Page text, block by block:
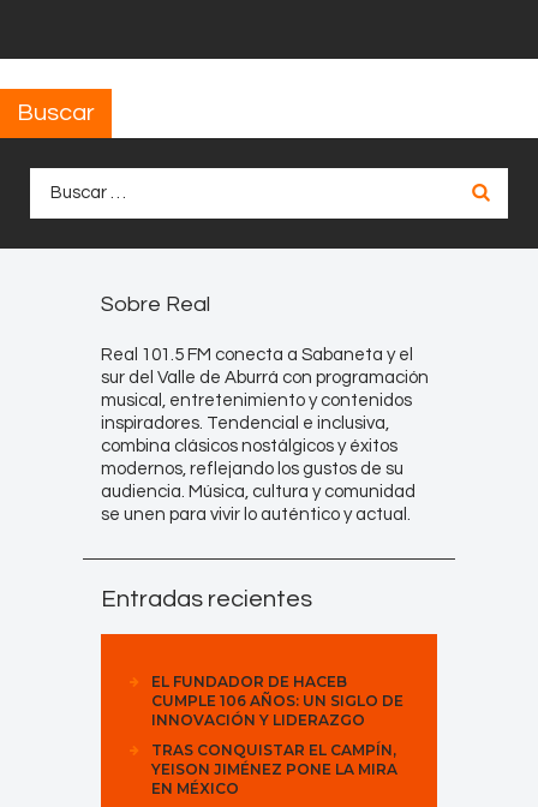
Buscar
Sobre Real
Real 101.5 FM conecta a Sabaneta y el
sur del Valle de Aburrá con programación
musical, entretenimiento y contenidos
inspiradores. Tendencial e inclusiva,
combina clásicos nostálgicos y éxitos
modernos, reflejando los gustos de su
audiencia. Música, cultura y comunidad
se unen para vivir lo auténtico y actual.
Entradas recientes
EL FUNDADOR DE HACEB
CUMPLE 106 AÑOS: UN SIGLO DE
INNOVACIÓN Y LIDERAZGO
TRAS CONQUISTAR EL CAMPÍN,
YEISON JIMÉNEZ PONE LA MIRA
EN MÉXICO